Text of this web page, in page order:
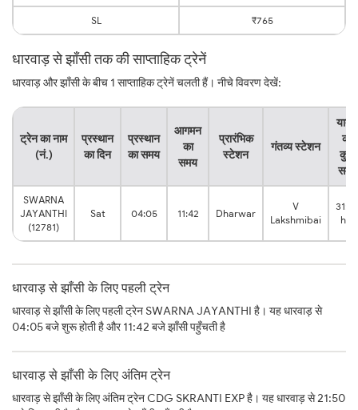
SL ₹765
धारवाड़ से झाँसी तक की साप्ताहिक ट्रेनें
धारवाड़ और झाँसी के बीच 1 साप्ताहिक ट्रेनें चलती हैं। नीचे विवरण देखें:
ट्रेन का नाम
(नं.)
प्रस्थान
का दिन
प्रस्थान
का समय
आगमन
का
समय
प्रारंभिक
स्टेशन
गंतव्य स्टेशन
यात्रा
का
कुल
समय
SWARNA
JAYANTHI
(12781)
Sat 04:05 11:42 Dharwar
V
Lakshmibai
31:37
hrs
धारवाड़ से झाँसी के लिए पहली ट्रेन
धारवाड़ से झाँसी के लिए पहली ट्रेन SWARNA JAYANTHI है। यह धारवाड़ से
04:05 बजे शुरू होती है और 11:42 बजे झाँसी पहुँचती है
धारवाड़ से झाँसी के लिए अंतिम ट्रेन
धारवाड़ से झाँसी के लिए अंतिम ट्रेन CDG SKRANTI EXP है। यह धारवाड़ से 21:50